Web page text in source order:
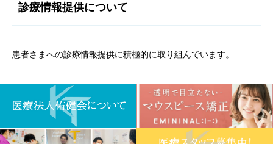
診療情報提供について
患者さまへの診療情報提供に積極的に取り組んでいます。